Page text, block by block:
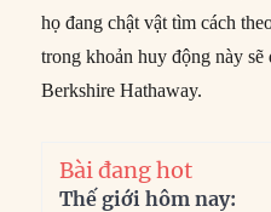
họ đang chật vật tìm cách
trong khoản huy động này
Berkshire Hathaway.
Bài đang hot
Thế giới hôm nay: